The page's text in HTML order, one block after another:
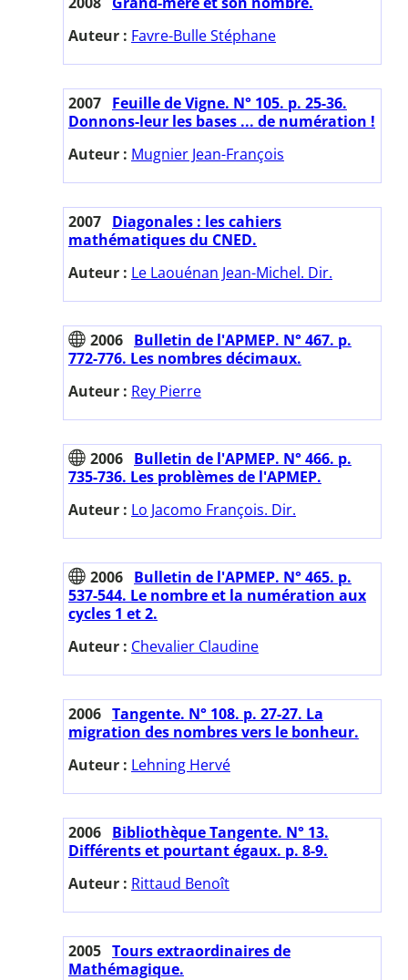
Auteur : Favre-Bulle Stéphane
2007 Feuille de Vigne. N° 105. p. 25-36.
Donnons-leur les bases ... de numération !
Auteur : Mugnier Jean-François
2007 Diagonales : les cahiers
mathématiques du CNED.
Auteur : Le Laouénan Jean-Michel. Dir.
2006 Bulletin de l'APMEP. N° 467. p.
772-776. Les nombres décimaux.
Auteur : Rey Pierre
2006 Bulletin de l'APMEP. N° 466. p.
735-736. Les problèmes de l'APMEP.
Auteur : Lo Jacomo François. Dir.
2006 Bulletin de l'APMEP. N° 465. p.
537-544. Le nombre et la numération aux
cycles 1 et 2.
Auteur : Chevalier Claudine
2006 Tangente. N° 108. p. 27-27. La
migration des nombres vers le bonheur.
Auteur : Lehning Hervé
2006 Bibliothèque Tangente. N° 13.
Différents et pourtant égaux. p. 8-9.
Auteur : Rittaud Benoît
2005 Tours extraordinaires de
Mathémagique.